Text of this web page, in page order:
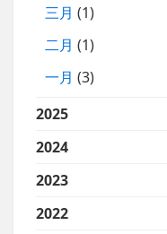
三月 (1)
二月 (1)
一月 (3)
2025
2024
2023
2022